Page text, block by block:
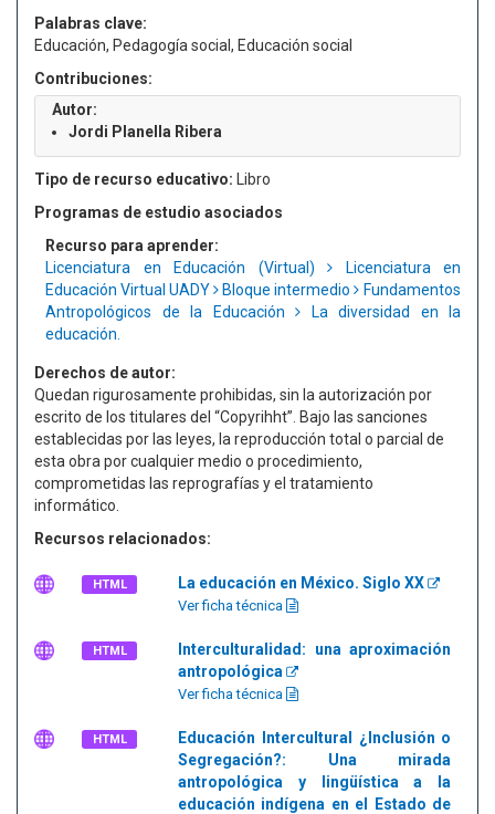
Palabras clave:
Educación, Pedagogía social, Educación social
Contribuciones:
Autor:
Jordi Planella Ribera
Tipo de recurso educativo: Libro
Programas de estudio asociados
Recurso para aprender:
Licenciatura en Educación (Virtual)
Licenciatura en
Educación Virtual UADY
Bloque intermedio
Fundamentos
Antropológicos de la Educación
La diversidad en la
educación.
Derechos de autor:
Quedan rigurosamente prohibidas, sin la autorización por
escrito de los titulares del “Copyrihht”. Bajo las sanciones
establecidas por las leyes, la reproducción total o parcial de
esta obra por cualquier medio o procedimiento,
comprometidas las reprografías y el tratamiento
informático.
Recursos relacionados:
HTML La educación en México. Siglo XX
Ver ficha técnica
HTML
Interculturalidad: una aproximación
antropológica
Ver ficha técnica
HTML
Educación Intercultural ¿Inclusión o
Segregación?: Una mirada
antropológica y lingüística a la
educación indígena en el Estado de